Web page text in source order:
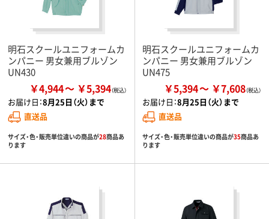
明石スクールユニフォームカ
ンパニー 男女兼用ブルゾン
UN430
￥4,944 ￥5,394
お届け日：8月25日（火）まで
直送品
サイズ・色・販売単位違いの商品が28商品あ
ります
明石スクールユニフォームカ
ンパニー 男女兼用ブルゾン
UN475
￥5,394 ￥7,608
お届け日：8月25日（火）まで
直送品
サイズ・色・販売単位違いの商品が35商品あ
ります